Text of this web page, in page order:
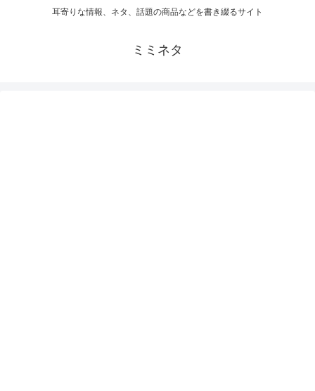
耳寄りな情報、ネタ、話題の商品などを書き綴るサイト
ミミネタ